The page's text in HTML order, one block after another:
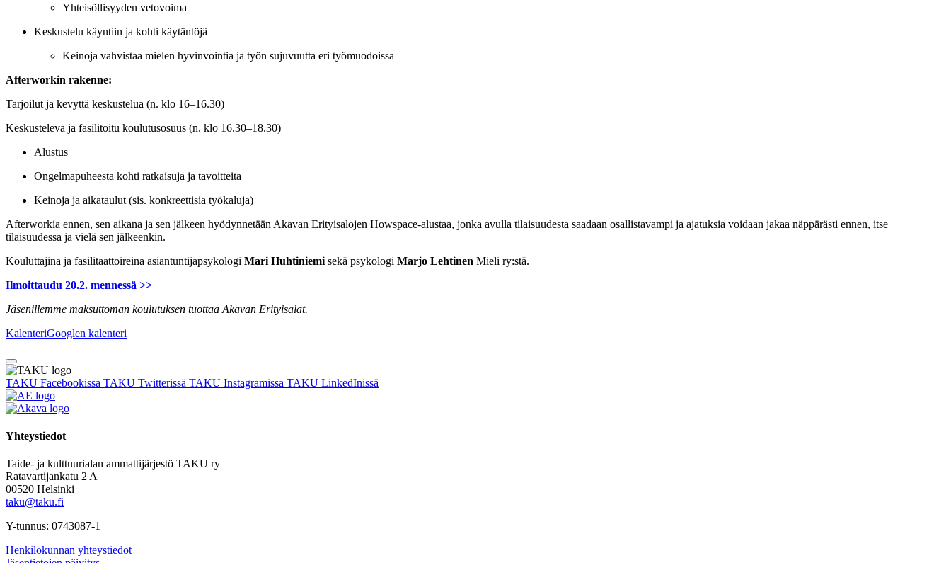
Yhteisöllisyyden vetovoima
Keskustelu käyntiin ja kohti käytäntöjä
Keinoja vahvistaa mielen hyvinvointia ja työn sujuvuutta eri työmuodoissa
Afterworkin rakenne:
Tarjoilut ja kevyttä keskustelua (n. klo 16–16.30)
Keskusteleva ja fasilitoitu koulutusosuus (n. klo 16.30–18.30)
Alustus
Ongelmapuheesta kohti ratkaisuja ja tavoitteita
Keinoja ja aikataulut (sis. konkreettisia työkaluja)
Afterworkia ennen, sen aikana ja sen jälkeen hyödynnetään Akavan Erityisalojen Howspace-alustaa, jonka avulla tilaisuudesta saadaan osallistavampi ja ajatuksia voidaan jakaa näppärästi ennen, itse
tilaisuudessa ja vielä sen jälkeenkin.
Kouluttajina ja fasilitaattoireina asiantuntijapsykologi Mari Huhtiniemi sekä psykologi Marjo Lehtinen Mieli ry:stä.
Ilmoittaudu 20.2. mennessä >>
Jäsenillemme maksuttoman koulutuksen tuottaa Akavan Erityisalat.
KalenteriGooglen kalenteri
TAKU Facebookissa TAKU Twitterissä TAKU Instagramissa TAKU LinkedInissä
Yhteystiedot
Taide- ja kulttuurialan ammattijärjestö TAKU ry
Ratavartijankatu 2 A
00520 Helsinki
taku@taku.fi
Y-tunnus: 0743087-1
Henkilökunnan yhteystiedot